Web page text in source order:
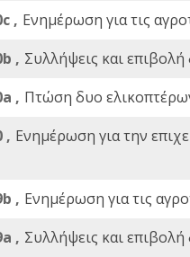
, Ενημέρωση για τις
, Συλλήψεις και
, Πτώση δυο
, Ενημέρωση για την
, Ενημέρωση για τις
, Συλλήψεις και